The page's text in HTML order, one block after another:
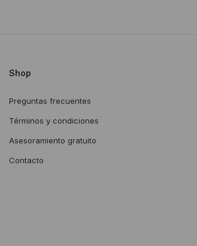
Shop
Preguntas frecuentes
Términos y condiciones
Asesoramiento gratuito
Contacto